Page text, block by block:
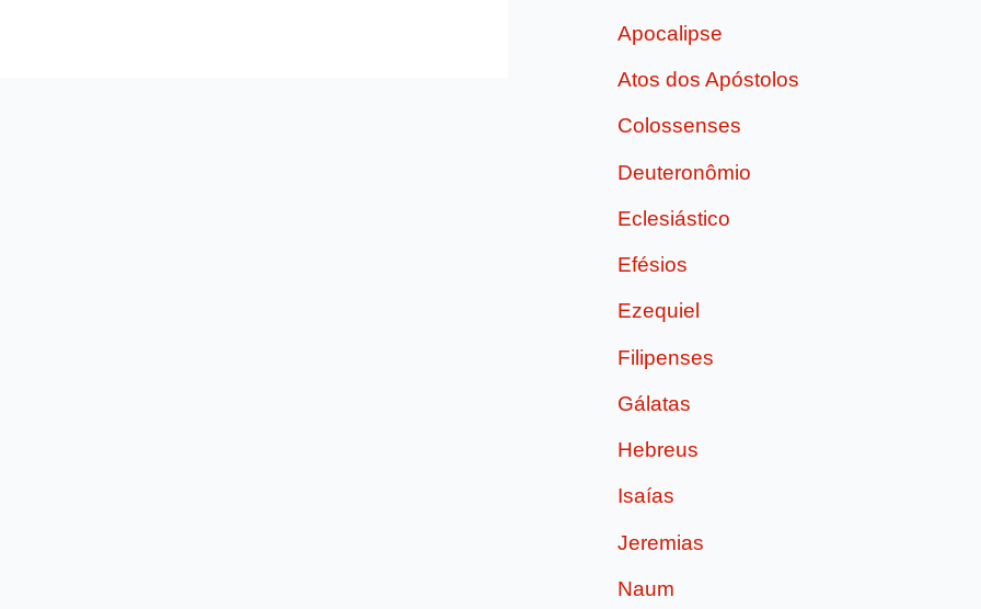
Apocalipse
Atos dos Apóstolos
Colossenses
Deuteronômio
Eclesiástico
Efésios
Ezequiel
Filipenses
Gálatas
Hebreus
Isaías
Jeremias
Naum